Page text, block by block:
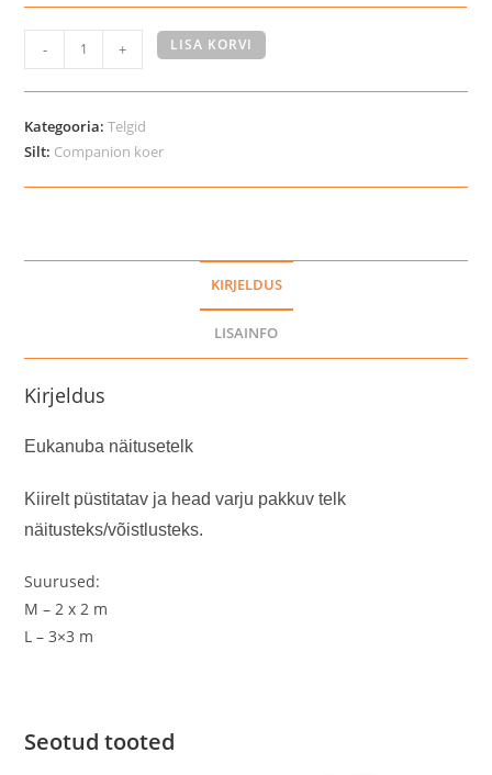
Eukanuba
näitusetelk
kogus
- + LISA KORVI
Kategooria:Telgid
Silt: Companion koer
KIRJELDUS
LISAINFO
Kirjeldus
Eukanuba näitusetelk
Kiirelt püstitatav ja head varju pakkuv telk
näitusteks/võistlusteks.
Suurused:
M – 2 x 2 m
L – 3×3 m
Seotud tooted